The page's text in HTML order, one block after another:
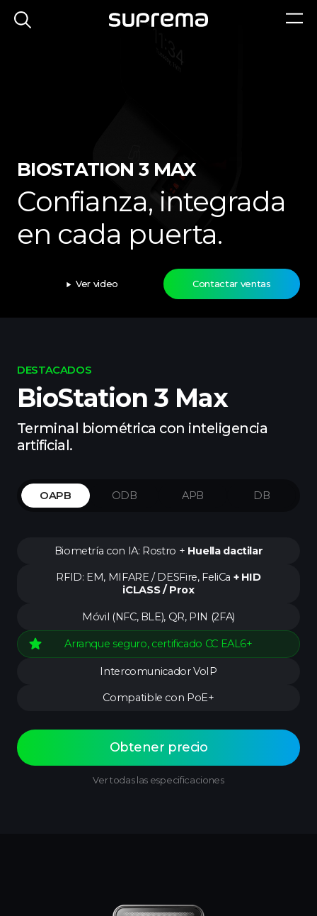
BIOSTATION 3 MAX
Confianza, integrada
en cada puerta.
play_arrow Ver video Contactar ventas
DESTACADOS
BioStation 3 Max
Terminal biométrica con inteligencia
artificial.
OAPB ODB APB DB
Biometría con IA: Rostro + Huella dactilar
RFID: EM, MIFARE / DESFire, FeliCa + HID
iCLASS / Prox
Móvil (NFC, BLE), QR, PIN (2FA)
star Arranque seguro, certificado CC EAL6+
Intercomunicador VoIP
Compatible con PoE+
Obtener precio
Ver todas las especificaciones